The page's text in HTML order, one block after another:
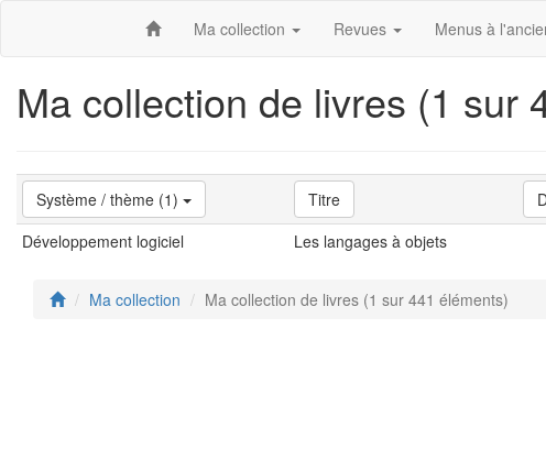
Ma collection Revues Menus à
Ma collection de livres (1 sur
Système / thème (1) Titre
Développement logiciel
Les langages à objets
Ma collection Ma collection de livres (1 sur 441 éléments)